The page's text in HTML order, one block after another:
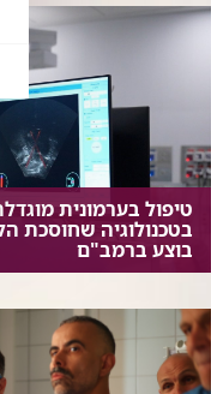
טיפול בערמונית
בטכנולוגיה שחוסכת
בוצע ברמב"ם